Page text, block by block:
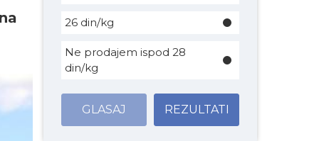
26 din/kg
Ne prodajem ispod 28
din/kg
GLASAJ REZULTATI